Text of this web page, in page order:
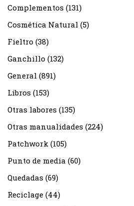
Complementos (131)
Cosmética Natural (5)
Fieltro (38)
Ganchillo (132)
General (891)
Libros (153)
Otras labores (135)
Otras manualidades (224)
Patchwork (105)
Punto de media (60)
Quedadas (69)
Reciclage (44)